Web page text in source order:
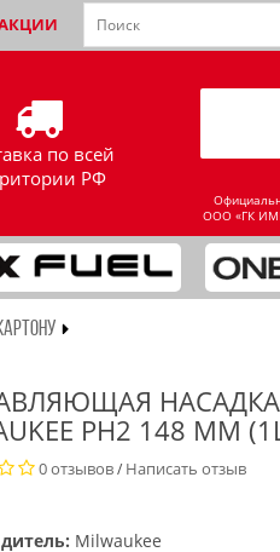
по всей
РФ
ООО «ГК
НАСАДКА
PH2 148 ММ
0 отзывов/ Написать отзыв
Milwaukee